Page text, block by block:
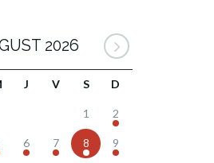
2026
J V S D
1 2
6 7 8 9